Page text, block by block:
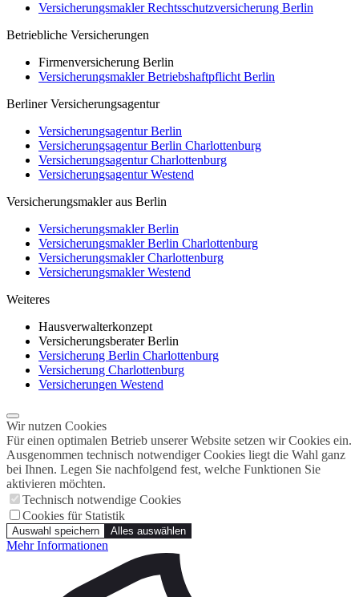
Versicherungsmakler Rechtsschutzversicherung Berlin
Betriebliche Versicherungen
Firmenversicherung Berlin
Versicherungsmakler Betriebshaftpflicht Berlin
Berliner Versicherungsagentur
Versicherungsagentur Berlin
Versicherungsagentur Berlin Charlottenburg
Versicherungsagentur Charlottenburg
Versicherungsagentur Westend
Versicherungsmakler aus Berlin
Versicherungsmakler Berlin
Versicherungsmakler Berlin Charlottenburg
Versicherungsmakler Charlottenburg
Versicherungsmakler Westend
Weiteres
Hausverwalterkonzept
Versicherungsberater Berlin
Versicherung Berlin Charlottenburg
Versicherung Charlottenburg
Versicherungen Westend
Wir nutzen Cookies
Für einen optimalen Betrieb unserer Website setzen wir Cookies ein.
Ausgenommen technisch notwendiger Cookies liegt die Wahl ganz
bei Ihnen. Legen Sie nachfolgend fest, welche Funktionen Sie
aktivieren möchten.
Technisch notwendige Cookies
Cookies für Statistik
Auswahl speichern Alles auswählen
Mehr Informationen